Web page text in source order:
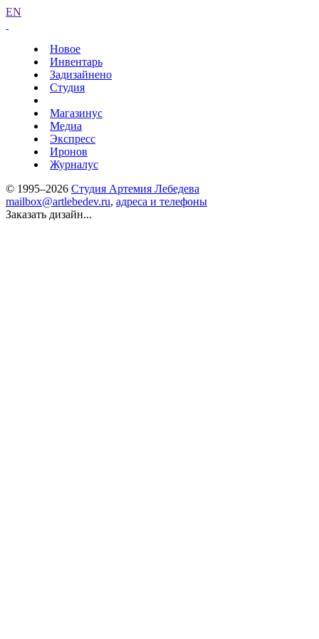
EN
Новое
Инвентарь
Задизайнено
Студия
Магазинус
Медиа
Экспресс
Иронов
Журналус
© 1995–2026 Студия Артемия Лебедева
mailbox@artlebedev.ru, адреса и телефоны
Заказать дизайн...